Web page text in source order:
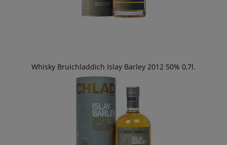
Whisky Bruichladdich Islay Barley 2012 50% 0,7l.